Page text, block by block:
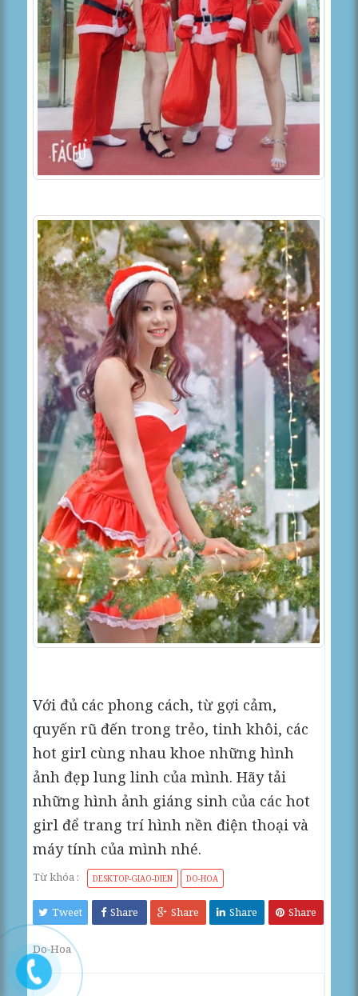
Với đủ các phong cách, từ gợi cảm,
quyến rũ đến trong trẻo, tinh khôi, các
hot girl cùng nhau khoe những hình
ảnh đẹp lung linh của mình. Hãy tải
những hình ảnh giáng sinh của các hot
girl để trang trí hình nền điện thoại và
máy tính của mình nhé.
Từ khóa : DESKTOP-GIAO-DIEN DO-HOA
Tweet Share Share Share Share
Do-Hoa